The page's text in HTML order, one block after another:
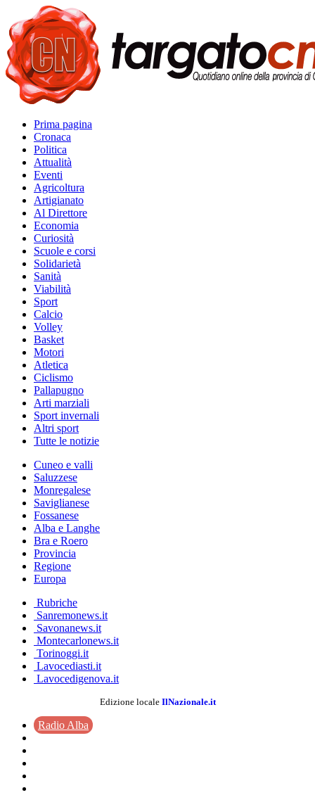
Prima pagina
Cronaca
Politica
Attualità
Eventi
Agricoltura
Artigianato
Al Direttore
Economia
Curiosità
Scuole e corsi
Solidarietà
Sanità
Viabilità
Sport
Calcio
Volley
Basket
Motori
Atletica
Ciclismo
Pallapugno
Arti marziali
Sport invernali
Altri sport
Tutte le notizie
Cuneo e valli
Saluzzese
Monregalese
Saviglianese
Fossanese
Alba e Langhe
Bra e Roero
Provincia
Regione
Europa
Rubriche
Sanremonews.it
Savonanews.it
Montecarlonews.it
Torinoggi.it
Lavocediasti.it
Lavocedigenova.it
Edizione locale IlNazionale.it
Radio Alba